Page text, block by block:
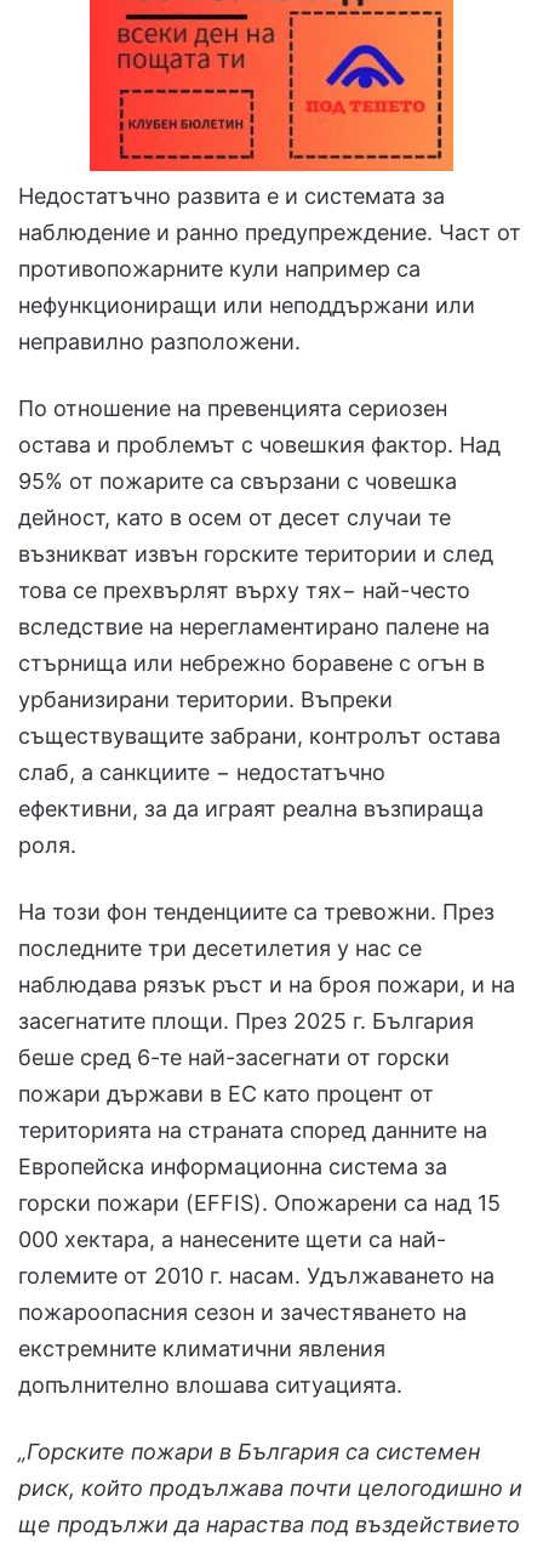
Недостатъчно развита е и системата за
наблюдение и ранно предупреждение. Част от
противопожарните кули например са
нефункциониращи или неподдържани или
неправилно разположени.
По отношение на превенцията сериозен
остава и проблемът с човешкия фактор. Над
95% от пожарите са свързани с човешка
дейност, като в осем от десет случаи те
възникват извън горските територии и след
това се прехвърлят върху тях− най-често
вследствие на нерегламентирано палене на
стърнища или небрежно боравене с огън в
урбанизирани територии. Въпреки
съществуващите забрани, контролът остава
слаб, а санкциите − недостатъчно
ефективни, за да играят реална възпираща
роля.
На този фон тенденциите са тревожни. През
последните три десетилетия у нас се
наблюдава рязък ръст и на броя пожари, и на
засегнатите площи. През 2025 г. България
беше сред 6-те най-засегнати от горски
пожари държави в ЕС като процент от
територията на страната според данните на
Европейска информационна система за
горски пожари (EFFIS). Опожарени са над 15
000 хектара, а нанесените щети са най-
големите от 2010 г. насам. Удължаването на
пожароопасния сезон и зачестяването на
екстремните климатични явления
допълнително влошава ситуацията.
„Горските пожари в България са системен
риск, който продължава почти целогодишно и
ще продължи да нараства под въздействието